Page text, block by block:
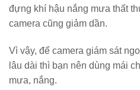
đựng khí hậu nắng mưa thất
camera cũng giảm dần.
Vì vậy, để camera giám sát
lâu dài thì bạn nên dùng mái
mưa, nắng.